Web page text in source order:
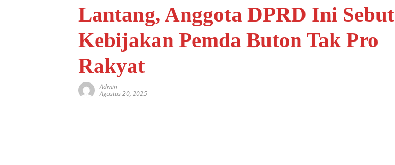
Lantang, Anggota DPRD Ini Sebut
Kebijakan Pemda Buton Tak Pro
Rakyat
Admin
Agustus 20, 2025